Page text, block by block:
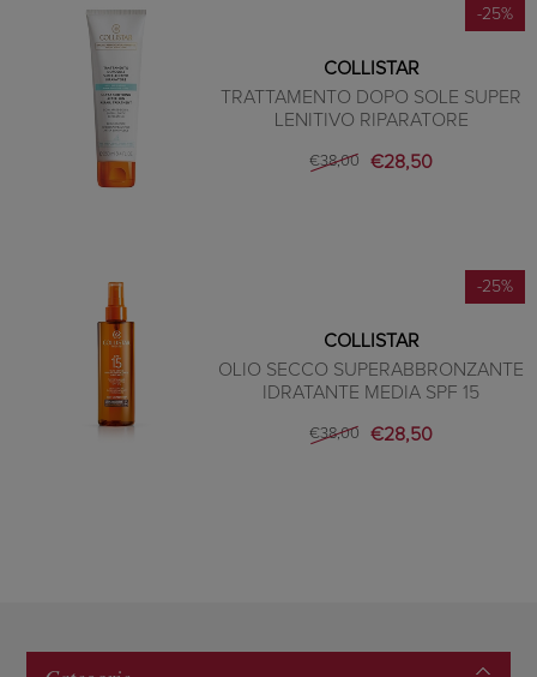
-25%
COLLISTAR
TRATTAMENTO DOPO SOLE SUPER
LENITIVO RIPARATORE
€38,00 €28,50
-25%
COLLISTAR
OLIO SECCO SUPERABBRONZANTE
IDRATANTE MEDIA SPF 15
€38,00 €28,50